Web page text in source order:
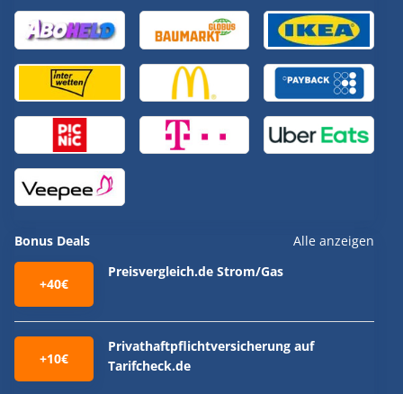
Bonus Deals Alle anzeigen
+40€
Preisvergleich.de Strom/Gas
+10€
Privathaftpflichtversicherung auf
Tarifcheck.de